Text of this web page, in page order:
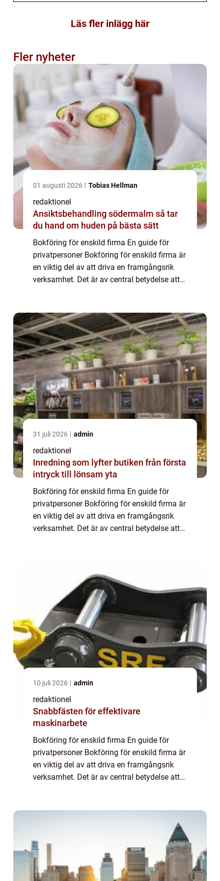
Läs fler inlägg här
Fler nyheter
01 augusti 2026 Tobias Hellman
redaktionel
Ansiktsbehandling södermalm så tar
du hand om huden på bästa sätt
Bokföring för enskild firma En guide för
privatpersoner Bokföring för enskild firma är
en viktig del av att driva en framgångsrik
verksamhet. Det är av central betydelse att
31 juli 2026 admin
redaktionel
Inredning som lyfter butiken från första
intryck till lönsam yta
Bokföring för enskild firma En guide för
privatpersoner Bokföring för enskild firma är
en viktig del av att driva en framgångsrik
verksamhet. Det är av central betydelse att
10 juli 2026 admin
redaktionel
Snabbfästen för effektivare
maskinarbete
Bokföring för enskild firma En guide för
privatpersoner Bokföring för enskild firma är
en viktig del av att driva en framgångsrik
verksamhet. Det är av central betydelse att